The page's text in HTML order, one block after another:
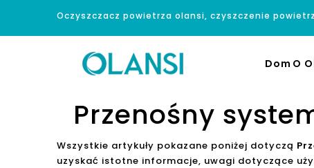
Oczyszczacz powietrza olansi, czyszczenie
Dom O
Przenośny
Wszystkie artykuły pokazane poniżej dotyczą
uzyskać istotne informacje, uwagi dotyczące